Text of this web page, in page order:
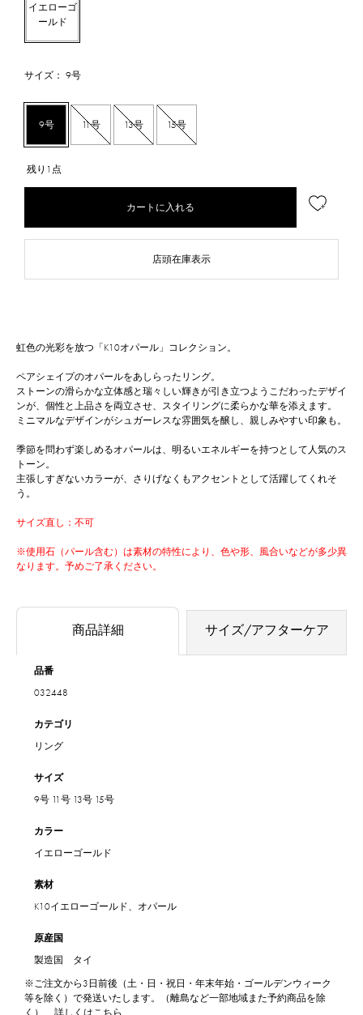
イエローゴ
ールド
サイズ： 9号
9号 11号 13号 15号
残り1点
カートに入れる
店頭在庫表示
虹色の光彩を放つ「K10オパール」コレクション。
ペアシェイプのオパールをあしらったリング。
ストーンの滑らかな立体感と瑞々しい輝きが引き立つようこだわったデザイ
ンが、個性と上品さを両立させ、スタイリングに柔らかな華を添えます。
ミニマルなデザインがシュガーレスな雰囲気を醸し、親しみやすい印象も。
季節を問わず楽しめるオパールは、明るいエネルギーを持つとして人気のス
トーン。
主張しすぎないカラーが、さりげなくもアクセントとして活躍してくれそ
う。
サイズ直し：不可
※使用石（パール含む）は素材の特性により、色や形、風合いなどが多少異
なります。予めご了承ください。
商品詳細 サイズ/アフターケア
品番
032448
カテゴリ
リング
サイズ
9号 11号 13号 15号
カラー
イエローゴールド
素材
K10イエローゴールド、オパール
原産国
製造国 タイ
※ご注文から3日前後（土・日・祝日・年末年始・ゴールデンウィーク
等を除く）で発送いたします。（離島など一部地域また予約商品を除
く）
詳しくはこちら